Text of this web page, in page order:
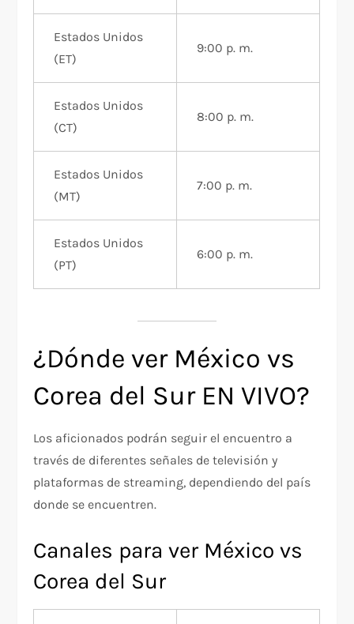
Estados Unidos
(ET)
9:00 p. m.
Estados Unidos
(CT)
8:00 p. m.
Estados Unidos
(MT)
7:00 p. m.
Estados Unidos
(PT)
6:00 p. m.
¿Dónde ver México vs
Corea del Sur EN VIVO?
Los aficionados podrán seguir el encuentro a
través de diferentes señales de televisión y
plataformas de streaming, dependiendo del país
donde se encuentren.
Canales para ver México vs
Corea del Sur